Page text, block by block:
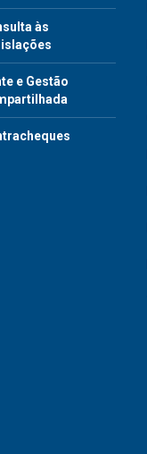
às
e Gestão